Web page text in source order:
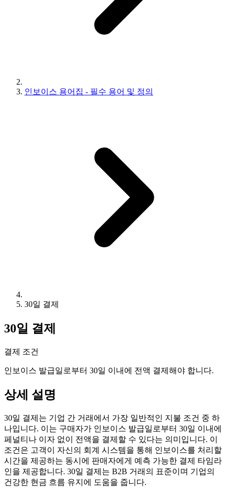
인보이스 용어집 - 필수 용어 및 정의
30일 결제
30일 결제
결제 조건
인보이스 발급일로부터 30일 이내에 전액 결제해야 합니다.
상세 설명
30일 결제는 기업 간 거래에서 가장 일반적인 지불 조건 중 하
나입니다. 이는 구매자가 인보이스 발급일로부터 30일 이내에
페널티나 이자 없이 전액을 결제할 수 있다는 의미입니다. 이
조건은 고객이 자신의 회계 시스템을 통해 인보이스를 처리할
시간을 제공하는 동시에 판매자에게 예측 가능한 결제 타임라
인을 제공합니다. 30일 결제는 B2B 거래의 표준이며 기업의
건강한 현금 흐름 유지에 도움을 줍니다.